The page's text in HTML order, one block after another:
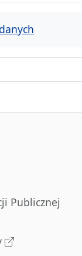
Publicznej